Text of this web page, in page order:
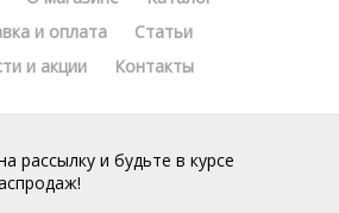
и оплата
Статьи
и акции
Контакты
рассылку и будьте в курсе